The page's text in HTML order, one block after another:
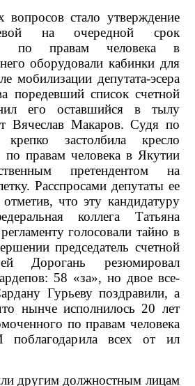
стало утверждение
на очередной срок
по правам человека в
оборудовали кабинки для
мобилизации депутата-эсера
поредевший список счетной
его оставшийся в тылу
Вячеслав Макаров. Судя по
застолбила кресло
по правам человека в Якутии
претендентом на
Расспросами депутаты ее
что эту кандидатуру
коллега Татьяна
голосовали тайно в
председатель счетной
Дорогань резюмировал
58 «за», но двое все-
Гурьеву поздравили, а
нынче исполнилось 20 лет
по правам человека
поблагодарила всех от ил
другим должностным лицам